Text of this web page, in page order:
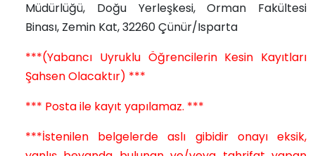
Müdürlüğü, Doğu Yerleşkesi, Orman Fakültesi
Binası, Zemin Kat, 32260 Çünür/Isparta
***(Yabancı Uyruklu Öğrencilerin Kesin Kayıtları
Şahsen Olacaktır) ***
*** Posta ile kayıt yapılamaz. ***
***İstenilen belgelerde aslı gibidir onayı eksik,